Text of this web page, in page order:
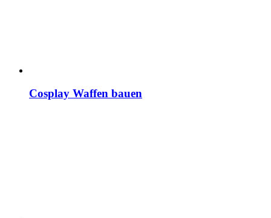
Cosplay Waffen bauen